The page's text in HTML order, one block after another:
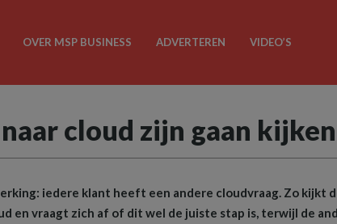
OVER MSP BUSINESS ADVERTEREN VIDEO’S
cloud zijn gaan kijken
iedere klant heeft een andere cloudvraag. Zo kijkt
en vraagt zich af of dit wel de juiste stap is, terwijl de